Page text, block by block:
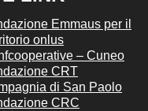
Emmaus per il
onlus
– Cuneo
CRT
di San Paolo
CRC